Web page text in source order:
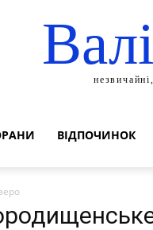
ВІДПОЧИНОК